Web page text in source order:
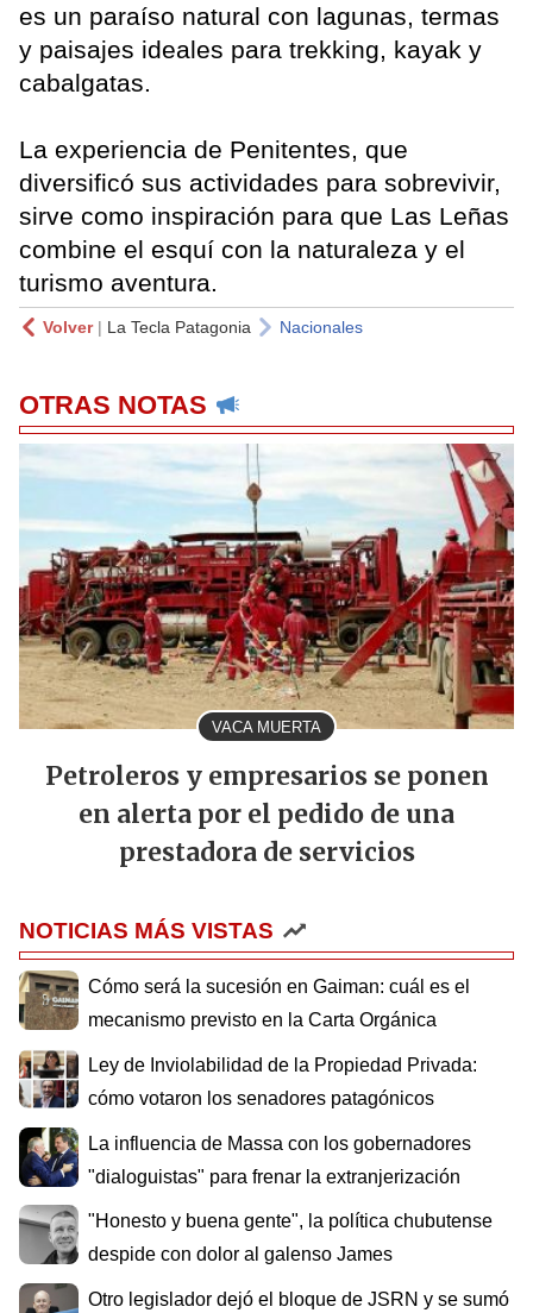
es un paraíso natural con lagunas, termas
y paisajes ideales para trekking, kayak y
cabalgatas.
La experiencia de Penitentes, que
diversificó sus actividades para sobrevivir,
sirve como inspiración para que Las Leñas
combine el esquí con la naturaleza y el
turismo aventura.
Volver| La Tecla Patagonia Nacionales
OTRAS NOTAS
VACA MUERTA
Petroleros y empresarios se ponen
en alerta por el pedido de una
prestadora de servicios
NOTICIAS MÁS VISTAS
Cómo será la sucesión en Gaiman: cuál es el
mecanismo previsto en la Carta Orgánica
Ley de Inviolabilidad de la Propiedad Privada:
cómo votaron los senadores patagónicos
La influencia de Massa con los gobernadores
"dialoguistas" para frenar la extranjerización
"Honesto y buena gente", la política chubutense
despide con dolor al galenso James
Otro legislador dejó el bloque de JSRN y se sumó